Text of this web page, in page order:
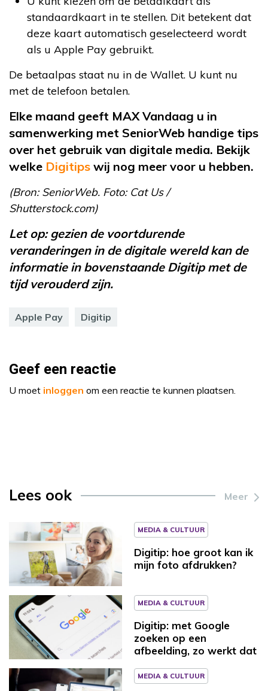
standaardkaart in te stellen. Dit betekent dat
deze kaart automatisch geselecteerd wordt
als u Apple Pay gebruikt.
De betaalpas staat nu in de Wallet. U kunt nu
met de telefoon betalen.
Elke maand geeft MAX Vandaag u in
samenwerking met SeniorWeb handige tips
over het gebruik van digitale media. Bekijk
welke Digitips wij nog meer voor u hebben.
(Bron: SeniorWeb. Foto: Cat Us /
Shutterstock.com)
Let op: gezien de voortdurende
veranderingen in de digitale wereld kan de
informatie in bovenstaande Digitip met de
tijd verouderd zijn.
Apple Pay Digitip
Geef een reactie
U moet inloggen om een reactie te kunnen plaatsen.
Lees ook Meer
MEDIA & CULTUUR
Digitip: hoe groot kan ik
mijn foto afdrukken?
MEDIA & CULTUUR
Digitip: met Google
zoeken op een
afbeelding, zo werkt dat
MEDIA & CULTUUR